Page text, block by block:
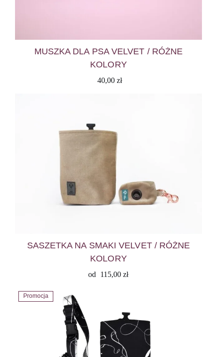
MUSZKA DLA PSA VELVET / RÓŻNE
KOLORY
40,00 zł
SASZETKA NA SMAKI VELVET / RÓŻNE
KOLORY
od 115,00zł
Promocja